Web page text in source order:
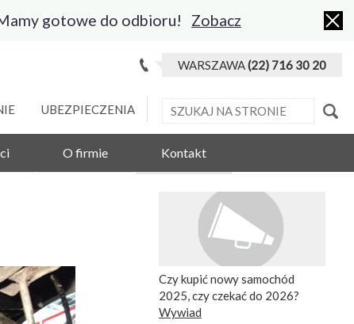
gotowe do odbioru! Zobacz
WARSZAWA(22) 716 30 20
UBEZPIECZENIA
O firmie Kontakt
Czy kupić nowy samochód
2025, czy czekać do 2026?
Wywiad